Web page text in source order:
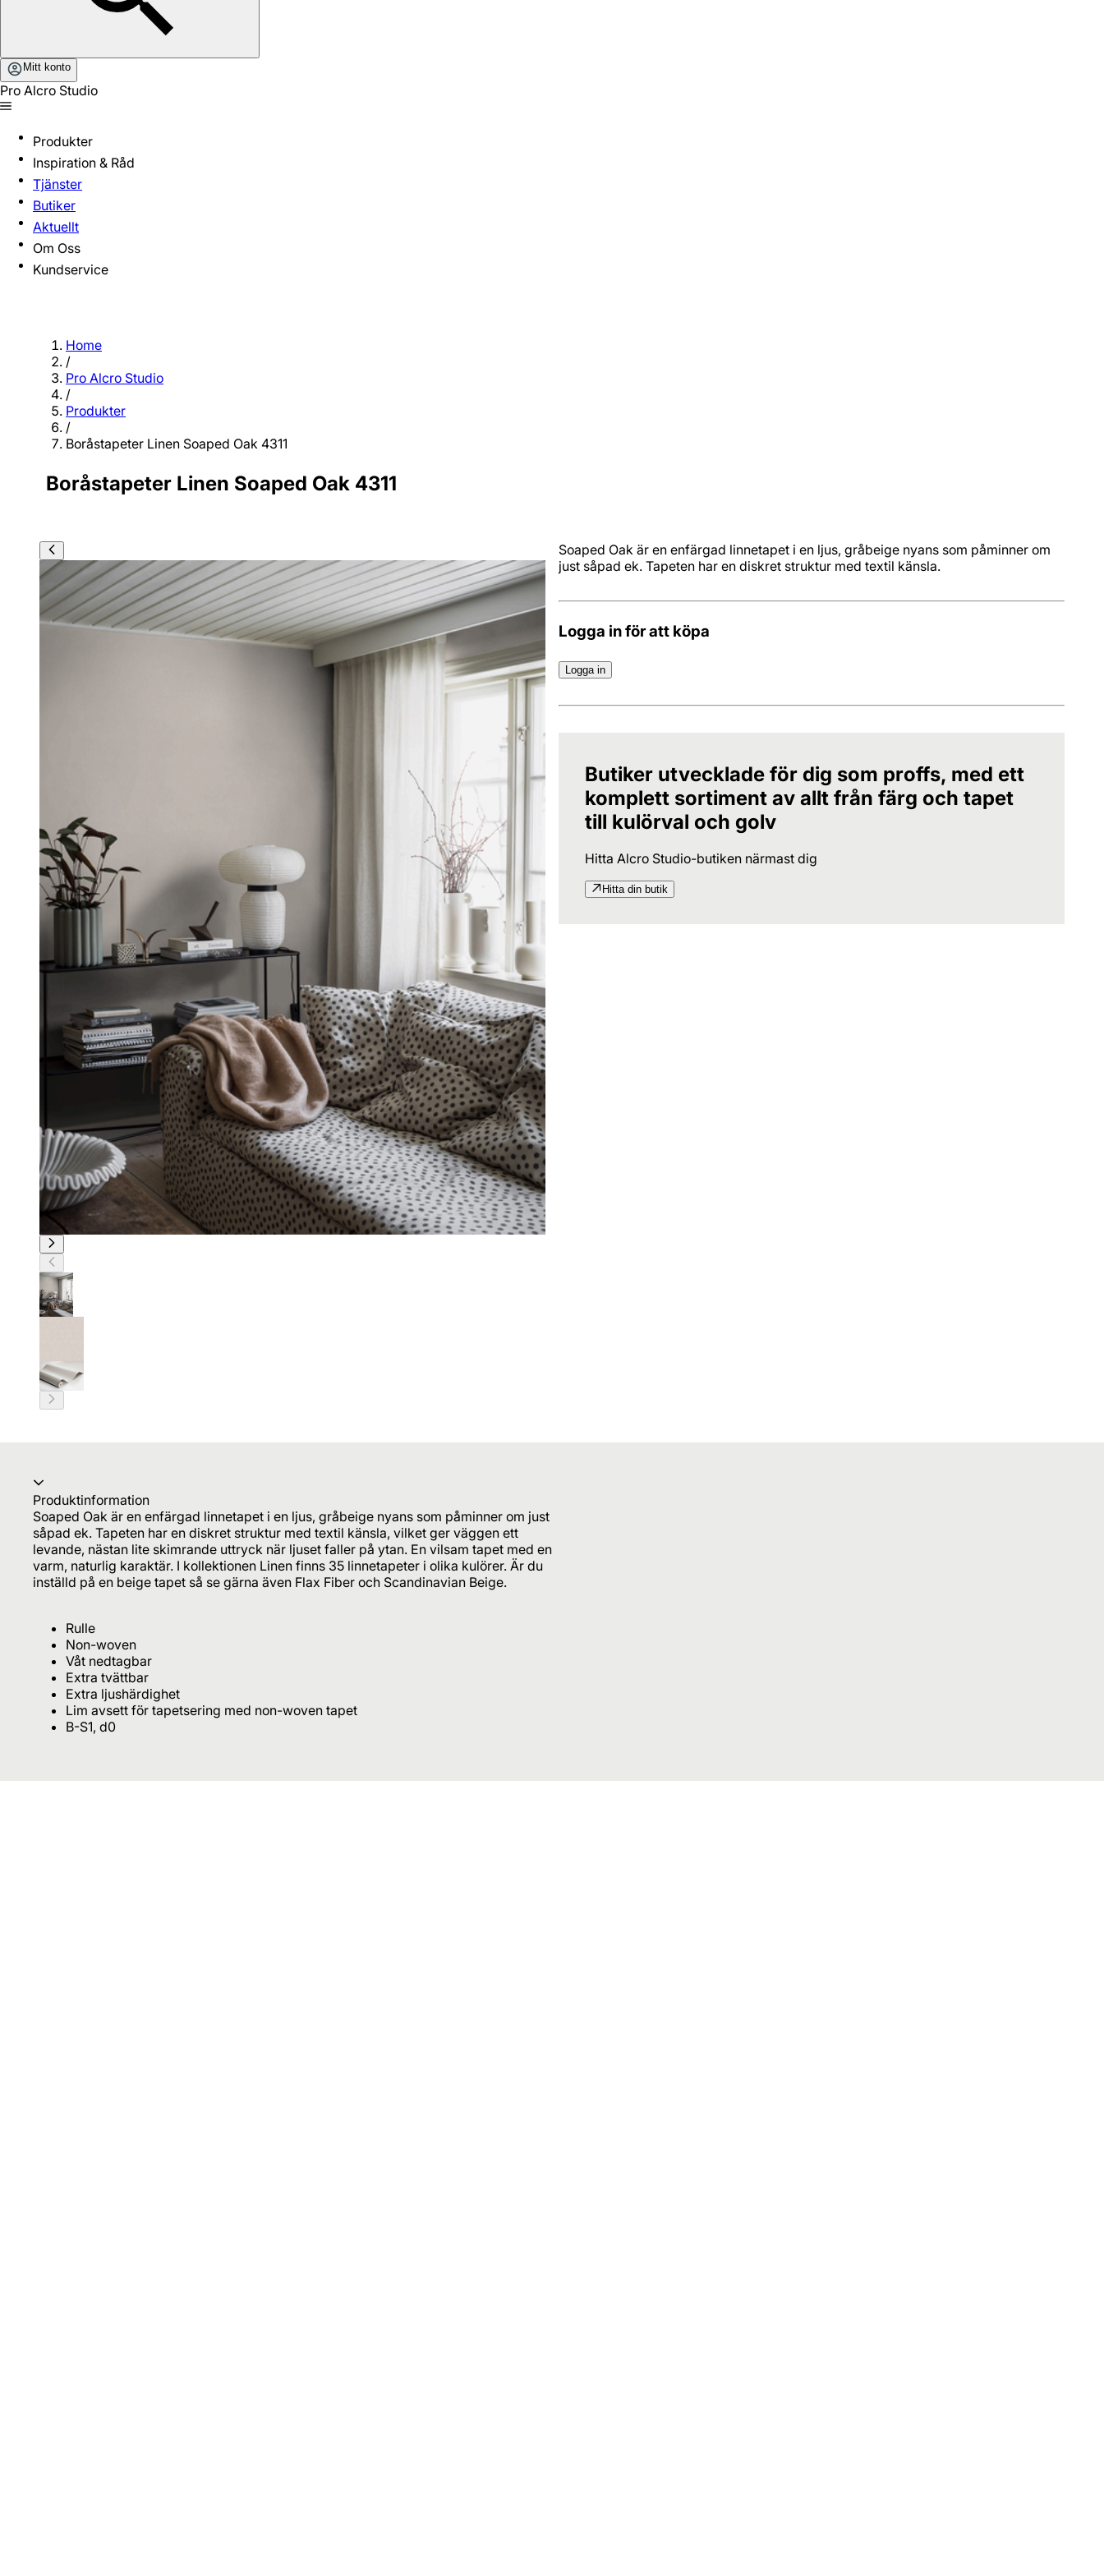
Mitt konto
Pro Alcro Studio
Produkter
Inspiration & Råd
Tjänster
Butiker
Aktuellt
Om Oss
Kundservice
Home
/
Pro Alcro Studio
/
Produkter
/
Boråstapeter Linen Soaped Oak 4311
Boråstapeter Linen Soaped Oak 4311
Soaped Oak är en enfärgad linnetapet i en ljus, gråbeige nyans som påminner om
just såpad ek. Tapeten har en diskret struktur med textil känsla.
Logga in för att köpa
Logga in
Butiker utvecklade för dig som proffs, med ett
komplett sortiment av allt från färg och tapet
till kulörval och golv
Hitta Alcro Studio-butiken närmast dig
Hitta din butik
Produktinformation
Soaped Oak är en enfärgad linnetapet i en ljus, gråbeige nyans som påminner om just
såpad ek. Tapeten har en diskret struktur med textil känsla, vilket ger väggen ett
levande, nästan lite skimrande uttryck när ljuset faller på ytan. En vilsam tapet med en
varm, naturlig karaktär. I kollektionen Linen finns 35 linnetapeter i olika kulörer. Är du
inställd på en beige tapet så se gärna även Flax Fiber och Scandinavian Beige.
Rulle
Non-woven
Våt nedtagbar
Extra tvättbar
Extra ljushärdighet
Lim avsett för tapetsering med non-woven tapet
B-S1, d0